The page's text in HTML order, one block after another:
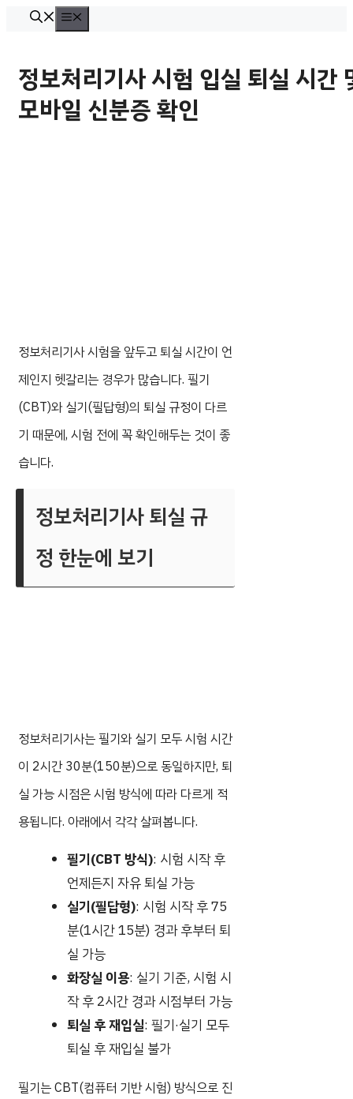
뉴
정보처리기사 시험 입실 퇴실 시간
모바일 신분증 확인
정보처리기사 시험을 앞두고 퇴실 시간이 언
제인지 헷갈리는 경우가 많습니다. 필기
(CBT)와 실기(필답형)의 퇴실 규정이 다르
기 때문에, 시험 전에 꼭 확인해두는 것이 좋
습니다.
정보처리기사 퇴실 규
정 한눈에 보기
정보처리기사는 필기와 실기 모두 시험 시간
이 2시간 30분(150분)으로 동일하지만, 퇴
실 가능 시점은 시험 방식에 따라 다르게 적
용됩니다. 아래에서 각각 살펴봅니다.
필기(CBT 방식): 시험 시작 후
언제든지 자유 퇴실 가능
실기(필답형): 시험 시작 후 75
분(1시간 15분) 경과 후부터 퇴
실 가능
화장실 이용: 실기 기준, 시험 시
작 후 2시간 경과 시점부터 가능
퇴실 후 재입실: 필기·실기 모두
퇴실 후 재입실 불가
필기는 CBT(컴퓨터 기반 시험) 방식으로 진